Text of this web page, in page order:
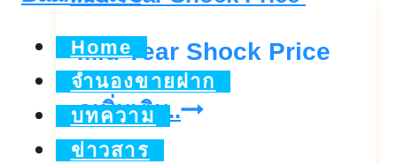
Home
จำนองขายฝาก
บทความ
ข่าวสาร
Mid Year Shock Price
ดูเพิ่มเติม..Mid